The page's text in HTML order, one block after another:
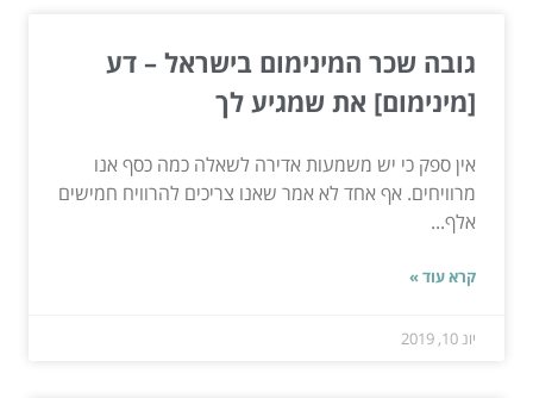
גובה שכר המינימום בישראל – דע
[מינימום] את שמגיע לך
אין ספק כי יש משמעות אדירה לשאלה כמה כסף אנו
מרוויחים. אף אחד לא אמר שאנו צריכים להרוויח חמישים
אלף...
קרא עוד »
יונ 10, 2019